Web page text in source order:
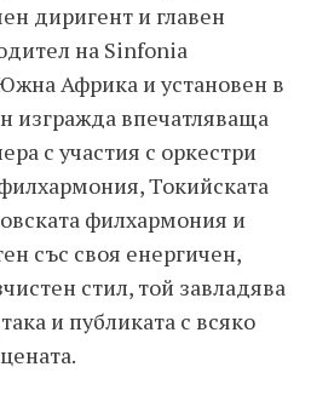
диригент и главен
на Sinfonia
Африка и установен в
изгражда впечатляваща
с участия с оркестри
Токийската
филхармония и
със своя енергичен,
стил, той завладява
и публиката с всяко